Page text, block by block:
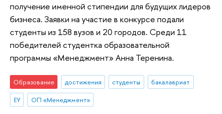
получение именной стипендии для будущих лидеров
бизнеса. Заявки на участие в конкурсе подали
студенты из 158 вузов и 20 городов. Среди 11
победителей студентка образовательной
программы «Менеджмент» Анна Теренина.
Образование достижения студенты
бакалавриат
EY
ОП «Менеджмент»